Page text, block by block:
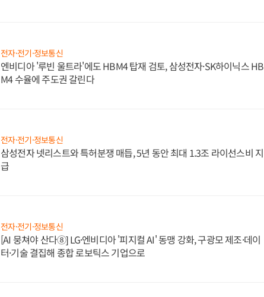
전자·전기·정보통신
엔비디아 '루빈 울트라'에도 HBM4 탑재 검토, 삼성전자·SK하이닉스 HB
M4 수율에 주도권 갈린다
전자·전기·정보통신
삼성전자 넷리스트와 특허분쟁 매듭, 5년 동안 최대 1.3조 라이선스비 지
급
전자·전기·정보통신
[AI 뭉쳐야 산다⑧] LG·엔비디아 '피지컬 AI' 동맹 강화, 구광모 제조·데이
터·기술 결집해 종합 로보틱스 기업으로